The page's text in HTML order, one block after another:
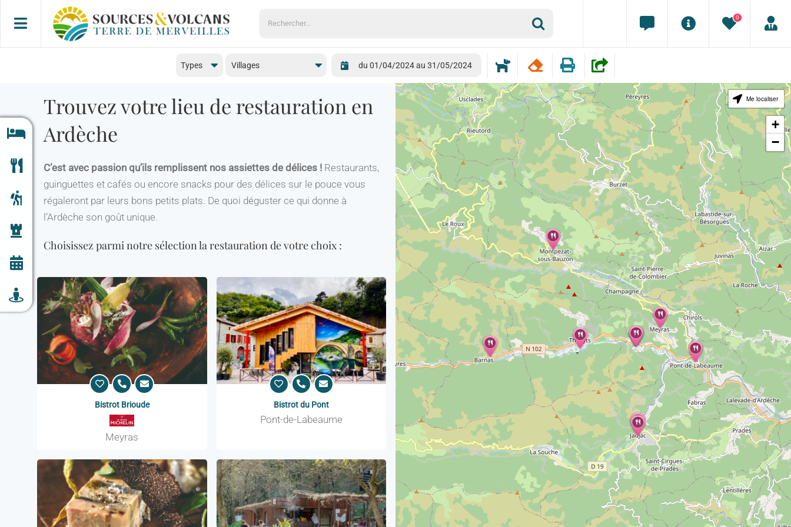
0
Types Villages
Trouvez votre lieu de restauration en
Ardèche
C’est avec passion qu’ils remplissent nos assiettes de délices ! Restaurants,
guinguettes et cafés ou encore snacks pour des délices sur le pouce vous
régaleront par leurs bons petits plats. De quoi déguster ce qui donne à
l’Ardèche son goût unique.
Choisissez parmi notre sélection la restauration de votre choix :
Bistrot Brioude
Meyras
Bistrot du Pont
Pont-de-Labeaume
Me localiser
+
−